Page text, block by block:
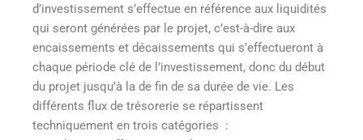
d’investissement s’effectue en référence aux liquidités
qui seront générées par le projet, c’est-à-dire aux
encaissements et décaissements qui s’effectueront à
chaque période clé de l’investissement, donc du début
du projet jusqu’à la de fin de sa durée de vie. Les
différents flux de trésorerie se répartissent
techniquement en trois catégories :